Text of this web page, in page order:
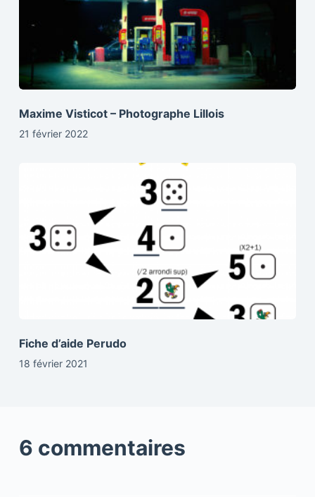
Maxime Visticot – Photographe Lillois
21 février 2022
Fiche d’aide Perudo
18 février 2021
6 commentaires